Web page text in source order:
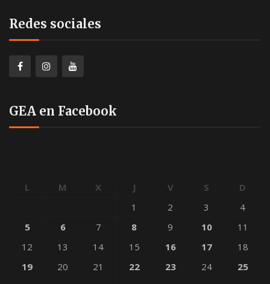
Redes sociales
GEA en Facebook
L M X J V S
D
1
2 3
4
5
6 7 8 9 10
11
12
13 14 15 16 17
18
19
20 21 22 23 24
25